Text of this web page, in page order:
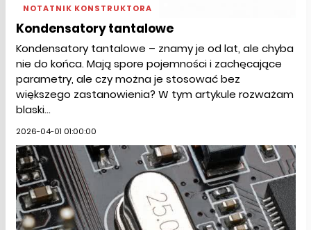
NOTATNIK KONSTRUKTORA
Kondensatory tantalowe
Kondensatory tantalowe – znamy je od lat, ale chyba
nie do końca. Mają spore pojemności i zachęcające
parametry, ale czy można je stosować bez
większego zastanowienia? W tym artykule rozważam
blaski...
2026-04-01 01:00:00